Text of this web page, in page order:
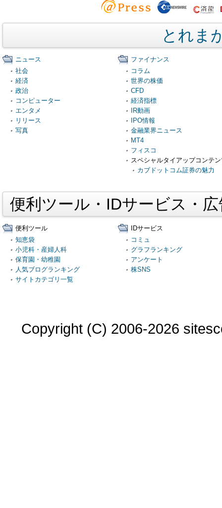
とれま
ニュース
社会
経済
政治
コンピューター
エンタメ
リリース
写真
ファイナンス
コラム
世界の株価
CFD
経済指標
IR動画
IPO情報
金融業界ニュース
MT4
フィスコ
スペシャルタイアップコンテ
カブドットコム証券の魅力
便利ツール・IDサービス・
便利ツール
知恵袋
小児科・産婦人科
保育園・幼稚園
人気ブログランキング
サイトカテゴリ一覧
IDサービス
コミュ
グラフランキング
アンケート
株SNS
Copyright (C) 2006-2026